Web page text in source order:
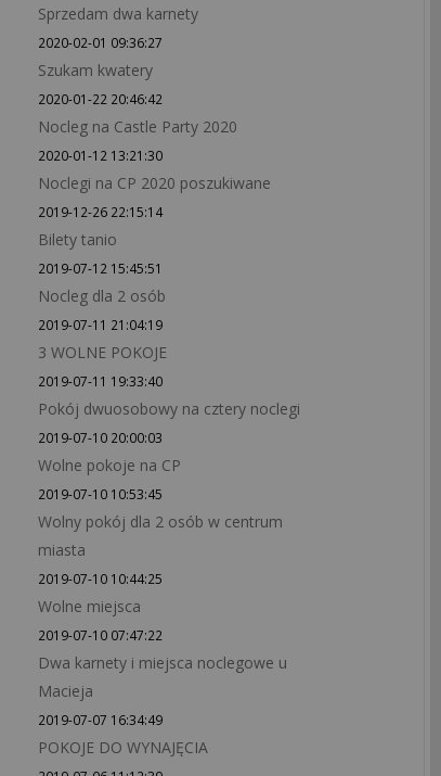
Sprzedam dwa karnety
2020-02-01 09:36:27
Szukam kwatery
2020-01-22 20:46:42
Nocleg na Castle Party 2020
2020-01-12 13:21:30
Noclegi na CP 2020 poszukiwane
2019-12-26 22:15:14
Bilety tanio
2019-07-12 15:45:51
Nocleg dla 2 osób
2019-07-11 21:04:19
3 WOLNE POKOJE
2019-07-11 19:33:40
Pokój dwuosobowy na cztery noclegi
2019-07-10 20:00:03
Wolne pokoje na CP
2019-07-10 10:53:45
Wolny pokój dla 2 osób w centrum
miasta
2019-07-10 10:44:25
Wolne miejsca
2019-07-10 07:47:22
Dwa karnety i miejsca noclegowe u
Macieja
2019-07-07 16:34:49
POKOJE DO WYNAJĘCIA